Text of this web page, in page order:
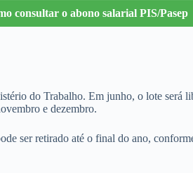
consultar o abono salarial PIS/Pasep
do Trabalho. Em junho, o lote será
e dezembro.
ser retirado até o final do ano,